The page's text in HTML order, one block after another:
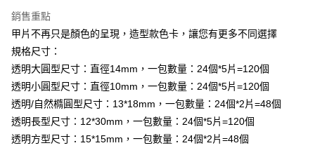
臺灣中小企業銀行
匯豐（台灣）商業銀行
華泰商業銀行
聯邦商業銀行
元大商業銀行
永豐商業銀行
台新國際商業銀行
中國信託商業銀行
台灣樂天信用卡公司
上海商業儲蓄銀行
國泰世華商業銀行
臺灣中小企業銀行
台中商業銀行
匯豐（台灣）商業銀行
聯邦商業銀行
遠東國際商業銀行
元大商業銀行
永豐商業銀行
玉山商業銀行
星展（台灣）商業銀行
台灣樂天信用卡公司
LINE Pay
Apple Pay
街口支付
悠遊付
全盈+PAY
銷售重點
甲片不再只是顏色的呈現，造型款色卡，讓您有更多不同選擇
規格尺寸：
透明大圓型尺寸：直徑14mm，一包數量：24個*5片=120個
透明小圓型尺寸：直徑10mm，一包數量：24個*5片=120個
透明/自然橢圓型尺寸：13*18mm，一包數量：24個*2片=48個
透明長型尺寸：12*30mm，一包數量：24個*5片=120個
透明方型尺寸：15*15mm，一包數量：24個*2片=48個